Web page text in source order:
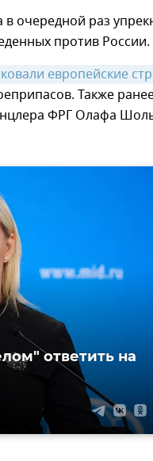
в очередной раз
против России.
европейские
Также
ФРГ Олафа
ответить на